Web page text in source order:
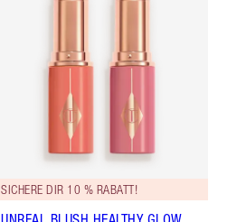
SICHERE DIR 10 % RABATT!